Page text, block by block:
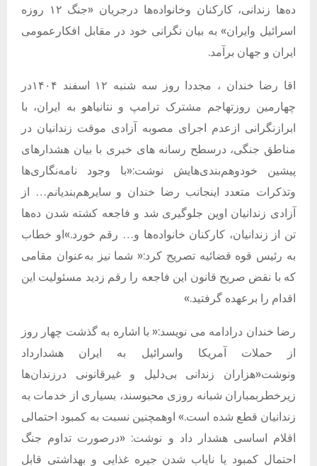
ده‌ها زندانی، کارکنان وخانواده‌ها درجریان «جنگ ۱۲ روزه
اسرائیل وایران» به بیان نگرانی خود در مقابل افکارعمومی
ایران و جهان برآمد.
اقا رضا خندان ، مجددا روز سه شنبه ۱۲ اسفند ۱۴۰۴در
چهارمین روزتهاجم مشترک ترامپ و نتانیاهو به ایران، با
ابرازنگرانی ازعدم اجرای مصوبه آزادی موقت زندانیان در
مناطق جنگی، درسطح رسانه های خبری با بیان هشدارهای
پیشین خودوهم‌بندی‌هایش نوشت:«با وجود نامه‌نگاری‌ها
وتذکرات متعدد اینجانب رضا خندان و سایرهم‌بندیانم… از
آزادی زندانیان اوین جلوگیری شد و فاجعه کشته شدن ده‌ها
تن از زندانیان، کارکنان خانواده‌ها و… رقم خورد.»او خطاب
به رئیس قوه قضائیه تصریح کرد:« شما نیز به‌عنوان مقامی
که با نقض صریح قانون این فاجعه را رقم زدید مسئولیت این
اقدام را برعهده گرفتید.»
رضا خندان درادامه می نویسد:« با اشاره به گذشت چهار روز
از حملات آمریکا واسرائیل به ایران هشدارداد
ونوشت«هزاران زندانی بی‌دلیل و غیرقانونی درزندان‌ها
زیرخطربمباران شبانه ‌روزی محبوسند، بسیاری از خدمات به
زندانیان قطع شده است.» اوهمچنین نسبت به کمبود احتمالی
اقلام اساسی هشدار داد و نوشت: «درصورت تداوم جنگ
احتمال کمبود یا نایاب شدن جیره غذایی و بهداشتی قابل